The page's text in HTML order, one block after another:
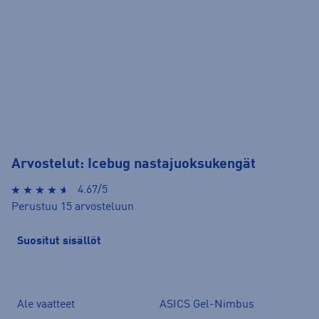
Arvostelut: Icebug nastajuoksukengät
4.67/5
Perustuu 15 arvosteluun
Suositut sisällöt
Ale vaatteet ASICS Gel-Nimbus